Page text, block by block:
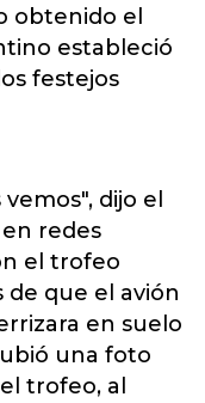
obtenido el
estableció
festejos
dijo el
redes
el trofeo
de que el avión
en suelo
una foto
trofeo, al